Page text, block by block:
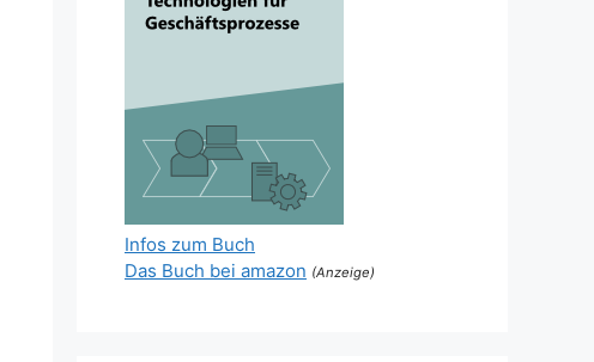
Infos zum Buch
Das Buch bei amazon (Anzeige)